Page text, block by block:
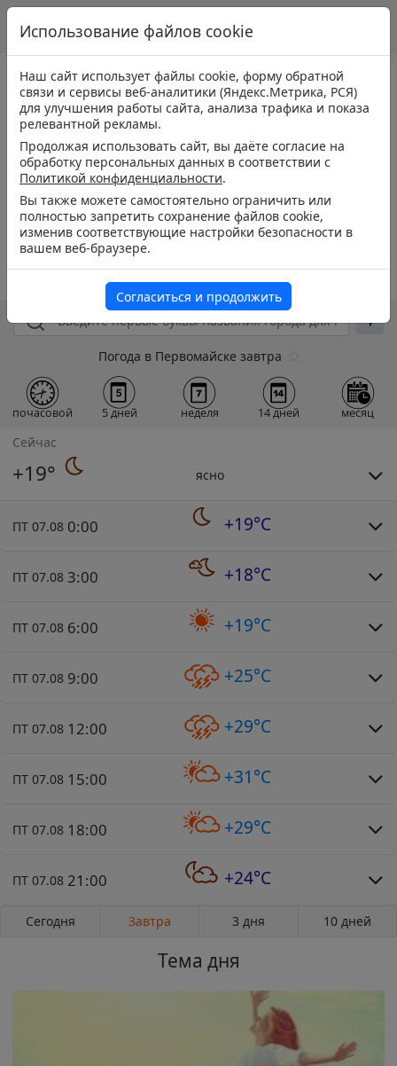
Погода в Первомайске завтра
почасовой 5 дней неделя 14 дней месяц
Сейчас
+19° ясно
ПТ 07.08 0:00 +19°C
ПТ 07.08 3:00 +18°C
ПТ 07.08 6:00 +19°C
ПТ 07.08 9:00 +25°C
ПТ 07.08 12:00 +29°C
ПТ 07.08 15:00 +31°C
ПТ 07.08 18:00 +29°C
ПТ 07.08 21:00 +24°C
Сегодня Завтра 3 дня 10 дней
Тема дня
Использование файлов cookie
Наш сайт использует файлы cookie, форму обратной
связи и сервисы веб-аналитики (Яндекс.Метрика, РСЯ)
для улучшения работы сайта, анализа трафика и показа
релевантной рекламы.
Продолжая использовать сайт, вы даёте согласие на
обработку персональных данных в соответствии с
Политикой конфиденциальности.
Вы также можете самостоятельно ограничить или
полностью запретить сохранение файлов cookie,
изменив соответствующие настройки безопасности в
вашем веб-браузере.
Согласиться и продолжить